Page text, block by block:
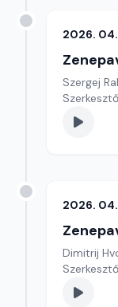
2026.
Szergej
2026. 04.
Dimitrij